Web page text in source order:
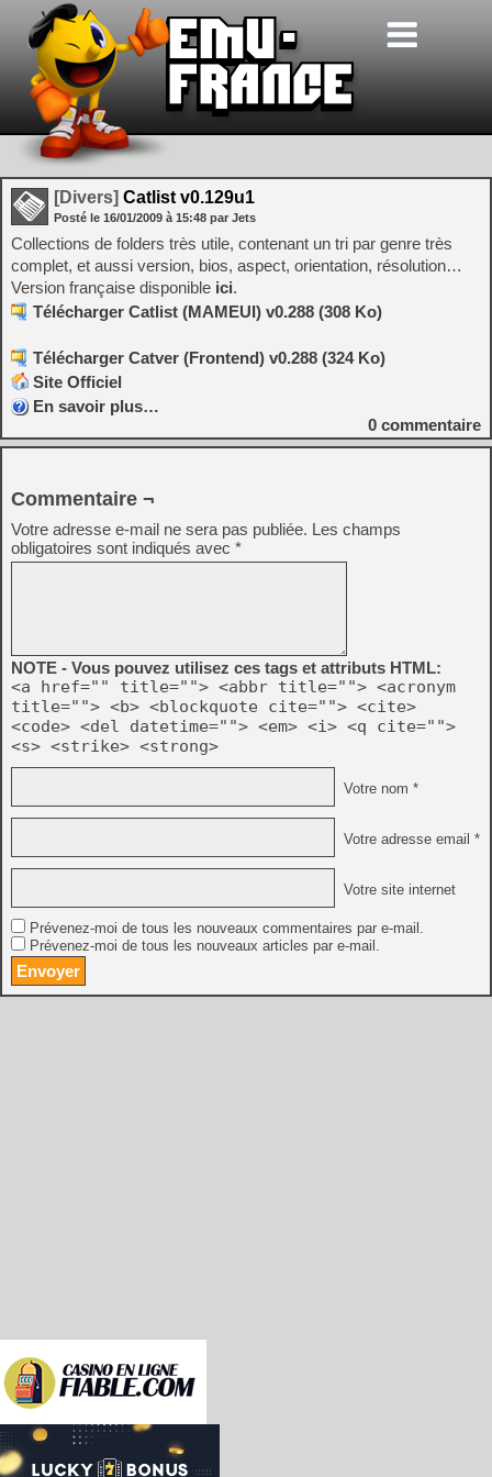
[Divers] Catlist v0.129u1
Posté le 16/01/2009 à 15:48 par Jets
Collections de folders très utile, contenant un tri par genre très
complet, et aussi version, bios, aspect, orientation, résolution…
Version française disponible ici.
Télécharger Catlist (MAMEUI) v0.288 (308 Ko)
Télécharger Catver (Frontend) v0.288 (324 Ko)
Site Officiel
En savoir plus…
0 commentaire
Commentaire ¬
Votre adresse e-mail ne sera pas publiée. Les champs
obligatoires sont indiqués avec *
NOTE - Vous pouvez utilisez ces tags et attributs HTML:
<a href="" title=""> <abbr title=""> <acronym
title=""> <b> <blockquote cite=""> <cite>
<code> <del datetime=""> <em> <i> <q cite="">
<s> <strike> <strong>
Votre nom *
Votre adresse email *
Votre site internet
Prévenez-moi de tous les nouveaux commentaires par e-mail.
Prévenez-moi de tous les nouveaux articles par e-mail.